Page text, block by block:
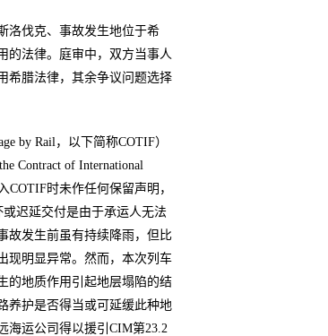
洛伐克、事故发生地位于希
的法律。庭审中，双方当事人
希腊法律，其余争议问题选择
by Rail，以下简称COTIF）
Contract of International
COTIF时未作任何保留声明，
迟延交付是由于承运人无法
故发生前虽有持续降雨，但比
现明显异常。然而，本次列车
的地质作用引起地层塌陷的结
养护是否得当或可延缓此种地
海运公司得以援引CIM第23.2